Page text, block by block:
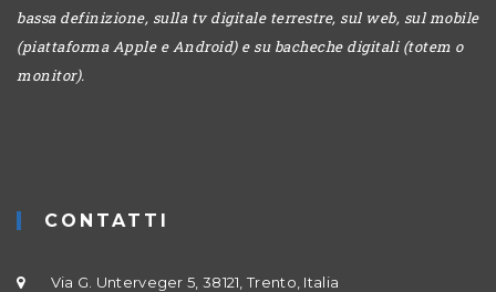
bassa definizione, sulla tv digitale terrestre, sul web, sul mobile
(piattaforma Apple e Android) e su bacheche digitali (totem o
monitor).
CONTATTI
Via G. Unterveger 5, 38121, Trento, Italia